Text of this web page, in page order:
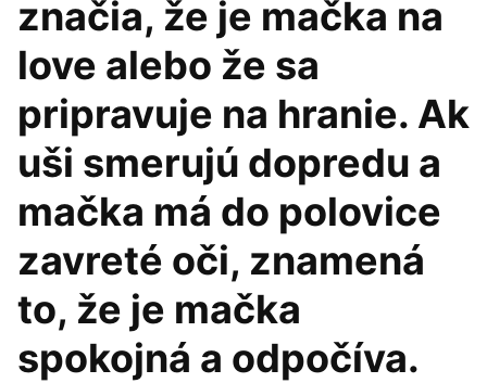
značia, že je mačka na
love alebo že sa
pripravuje na hranie. Ak
uši smerujú dopredu a
mačka má do polovice
zavreté oči, znamená
to, že je mačka
spokojná a odpočíva.